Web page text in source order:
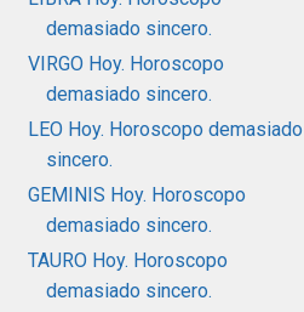
demasiado sincero.
VIRGO Hoy. Horoscopo
demasiado sincero.
LEO Hoy. Horoscopo demasiado
sincero.
GEMINIS Hoy. Horoscopo
demasiado sincero.
TAURO Hoy. Horoscopo
demasiado sincero.